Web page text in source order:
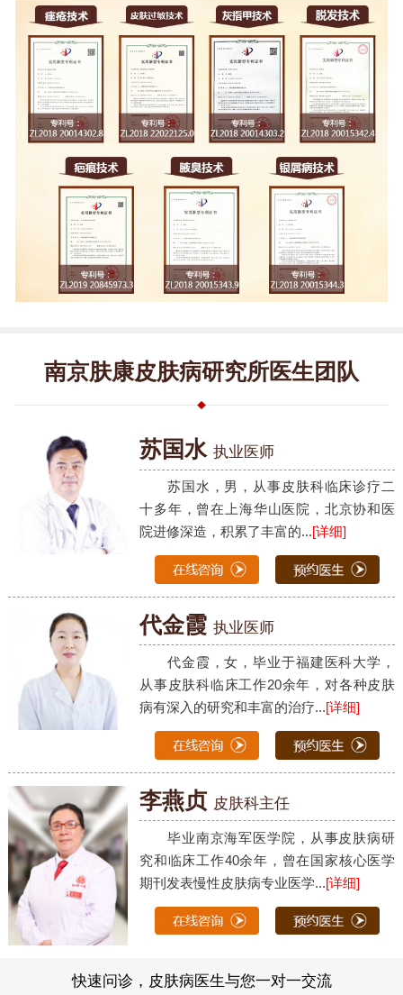
南京肤康皮肤病研究所医生团队
苏国水 执业医师
苏国水，男，从事皮肤科临床诊疗二
十多年，曾在上海华山医院，北京协和医
院进修深造，积累了丰富的...[详细]
代金霞 执业医师
代金霞，女，毕业于福建医科大学，
从事皮肤科临床工作20余年，对各种皮肤
病有深入的研究和丰富的治疗...[详细]
李燕贞 皮肤科主任
毕业南京海军医学院，从事皮肤病研
究和临床工作40余年，曾在国家核心医学
期刊发表慢性皮肤病专业医学...[详细]
快速问诊，皮肤病医生与您一对一交流